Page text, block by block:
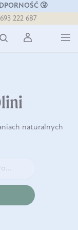
🤧
693 222 687
naturalnych